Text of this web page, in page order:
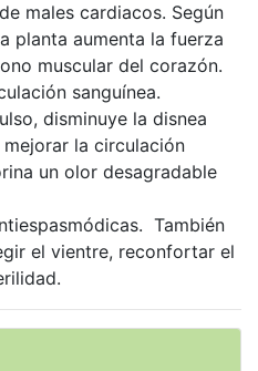
males cardiacos. Según
planta aumenta la fuerza
muscular del corazón.
sanguínea.
disminuye la disnea
la circulación
un olor desagradable
También
el vientre, reconfortar el